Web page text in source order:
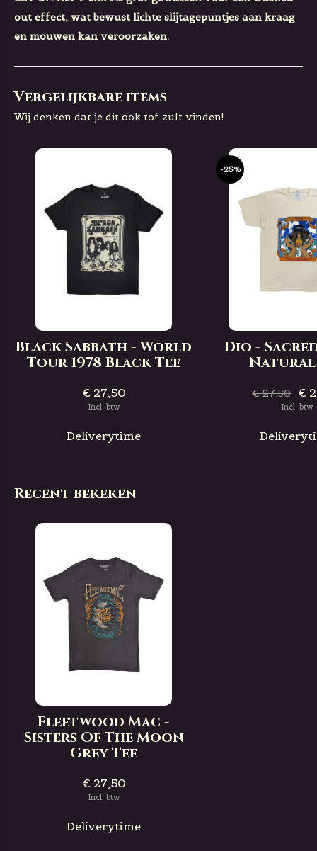
out effect, wat bewust lichte slijtagepuntjes aan kraag
en mouwen kan veroorzaken.
Vergelijkbare items
Wij denken dat je dit ook tof zult vinden!
Black Sabbath - World
Tour 1978 Black Tee
€ 27,50
Incl. btw
Deliverytime
-25%
Dio -
Natural
€ 27,50 €
Incl. btw
Recent bekeken
Fleetwood Mac -
Sisters Of The Moon
Grey Tee
€ 27,50
Incl. btw
Deliverytime